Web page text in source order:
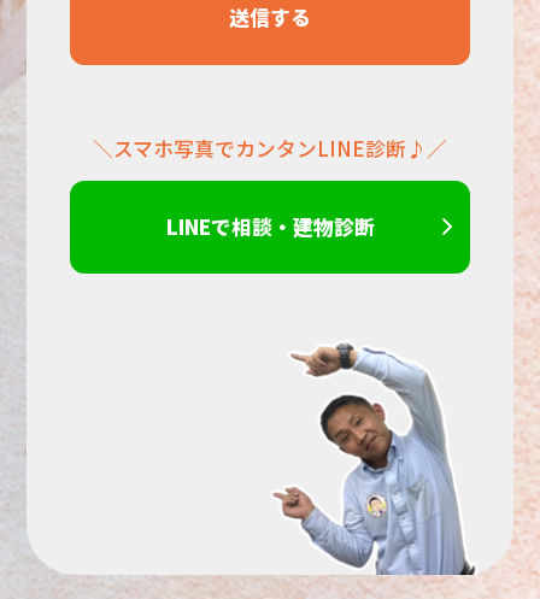
＼スマホ写真でカンタンLINE診断♪／
LINEで相談・建物診断